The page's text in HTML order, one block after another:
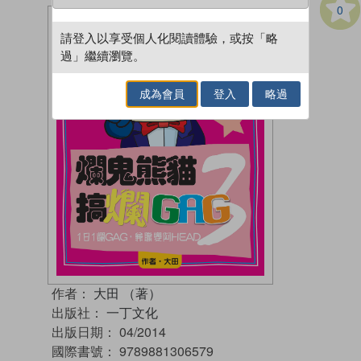
0
作者： 大田 （著）
出版社： 一丁文化
出版日期： 04/2014
國際書號： 9789881306579
請登入以享受個人化閱讀體驗，或按「略
過」繼續瀏覽。
成為會員 登入 略過